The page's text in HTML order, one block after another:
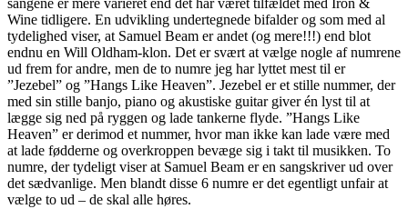
sangene er mere varieret end det har været tilfældet med Iron &
Wine tidligere. En udvikling undertegnede bifalder og som med al
tydelighed viser, at Samuel Beam er andet (og mere!!!) end blot
endnu en Will Oldham-klon. Det er svært at vælge nogle af numrene
ud frem for andre, men de to numre jeg har lyttet mest til er
”Jezebel” og ”Hangs Like Heaven”. Jezebel er et stille nummer, der
med sin stille banjo, piano og akustiske guitar giver én lyst til at
lægge sig ned på ryggen og lade tankerne flyde. ”Hangs Like
Heaven” er derimod et nummer, hvor man ikke kan lade være med
at lade fødderne og overkroppen bevæge sig i takt til musikken. To
numre, der tydeligt viser at Samuel Beam er en sangskriver ud over
det sædvanlige. Men blandt disse 6 numre er det egentligt unfair at
vælge to ud – de skal alle høres.